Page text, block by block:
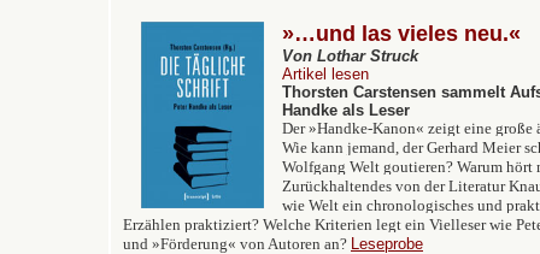
»…und las vieles neu.«
Von Lothar Struck
Artikel lesen
Thorsten Carstensen sammelt
Handke als Leser
Der »Handke-Kanon« zeigt eine große
Wie kann jemand, der Gerhard Meier
Wolfgang Welt goutieren? Warum hört
Zurückhaltendes von der Literatur
wie Welt ein chronologisches und
Erzählen praktiziert? Welche Kriterien legt ein Vielleser wie
und »Förderung« von Autoren an? Leseprobe